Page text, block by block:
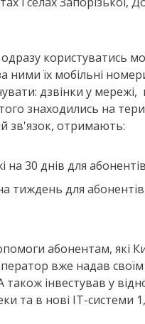
користуватись
ними їх мобільні
дзвінки у
знаходились на
зв'язок, отримають:
на 30 днів для
тиждень для
абонентам, які
вже надав
інвестував у
та в нові IT-системи